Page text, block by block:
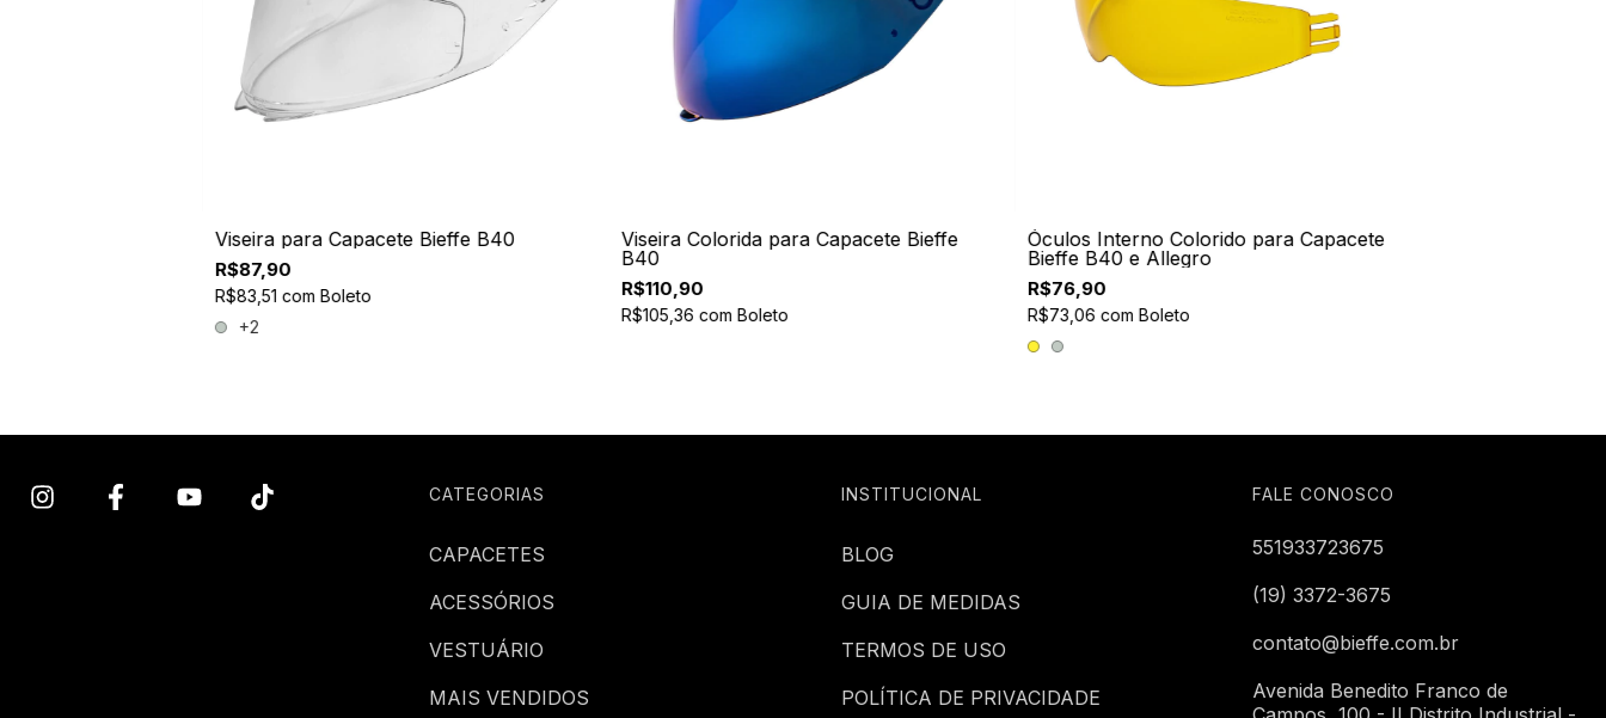
Viseira para Capacete Bieffe B40
R$87,90
R$83,51 com Boleto
+2
Viseira Colorida para Capacete Bieffe
B40
R$110,90
R$105,36 com Boleto
Óculos Interno Colorido para Capacete
Bieffe B40 e Allegro
R$76,90
R$73,06 com Boleto
CATEGORIAS
CAPACETES
ACESSÓRIOS
VESTUÁRIO
MAIS VENDIDOS
INSTITUCIONAL
BLOG
GUIA DE MEDIDAS
TERMOS DE USO
POLÍTICA DE PRIVACIDADE
FALE CONOSCO
551933723675
(19) 3372-3675
contato@bieffe.com.br
Avenida Benedito Franco de